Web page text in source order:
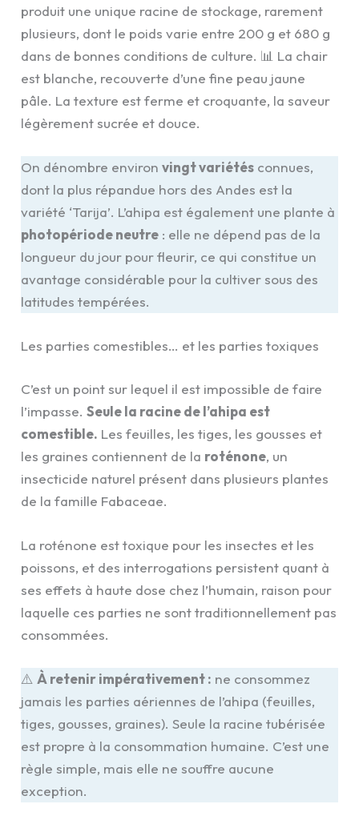
produit une unique racine de stockage, rarement
plusieurs, dont le poids varie entre 200 g et 680 g
dans de bonnes conditions de culture. 📊 La chair
est blanche, recouverte d’une fine peau jaune
pâle. La texture est ferme et croquante, la saveur
légèrement sucrée et douce.
On dénombre environvingt variétés connues,
dont la plus répandue hors des Andes est la
variété ‘Tarija’. L’ahipa est également une plante à
photopériode neutre : elle ne dépend pas de la
longueur du jour pour fleurir, ce qui constitue un
avantage considérable pour la cultiver sous des
latitudes tempérées.
Les parties comestibles… et les parties toxiques
C’est un point sur lequel il est impossible de faire
l’impasse.Seule la racine de l’ahipa est
comestible. Les feuilles, les tiges, les gousses et
les graines contiennent de la roténone, un
insecticide naturel présent dans plusieurs plantes
de la famille Fabaceae.
La roténone est toxique pour les insectes et les
poissons, et des interrogations persistent quant à
ses effets à haute dose chez l’humain, raison pour
laquelle ces parties ne sont traditionnellement pas
consommées.
⚠️À retenir impérativement : ne consommez
jamais les parties aériennes de l’ahipa (feuilles,
tiges, gousses, graines). Seule la racine tubérisée
est propre à la consommation humaine. C’est une
règle simple, mais elle ne souffre aucune
exception.